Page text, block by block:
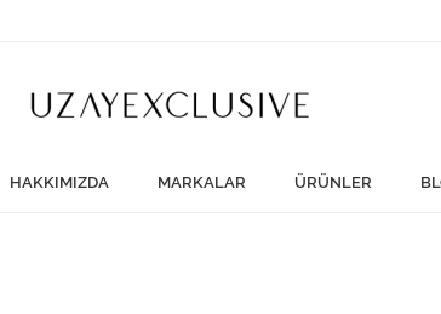
HAKKIMIZDA MARKALAR ÜRÜNLER